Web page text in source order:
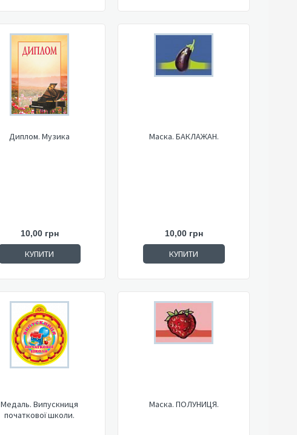
Диплом. Музика
10,00 грн
КУПИТИ
Маска. БАКЛАЖАН.
10,00 грн
КУПИТИ
Медаль. Випускниця
початкової школи.
Маска. ПОЛУНИЦЯ.